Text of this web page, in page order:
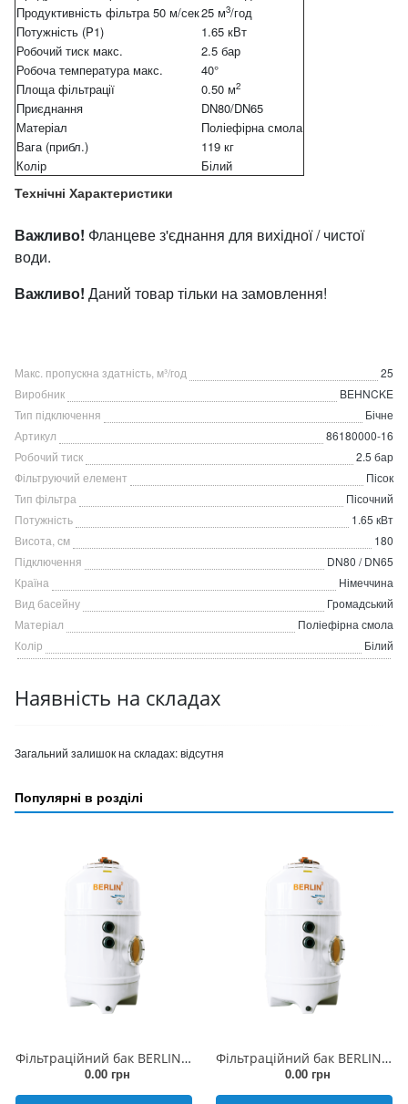
Технічні Характеристики
Продуктивність фільтра 50 м/сек25 м3/год
Потужність (P1)
1.65 кВт
Робочий тиск макс.
2.5 бар
Робоча температура макс.
40°
Площа фільтрації
0.50 м2
Приєднання
DN80/DN65
Матеріал
Поліефірна смола
Вага (прибл.)
119 кг
Колір
Білий
Важливо! Фланцеве з'єднання для вихідної / чистої
води.
Важливо! Даний товар тільки на замовлення!
Макс. пропускна здатність, м³/год
25
Виробник
BEHNCKE
Тип підключення
Бічне
Артикул
86180000-16
Робочий тиск
2.5 бар
Фільтруючий елемент
Пісок
Тип фільтра
Пісочний
Потужність
1.65 кВт
Висота, см
180
Підключення
DN80 / DN65
Країна
Німеччина
Вид басейну
Громадський
Матеріал
Поліефірна смола
Колір
Білий
Наявність на складах
Загальний залишок на складах:відсутня
Популярні в розділі
Фільтраційний бак BERLIN2 500x1480мм (бічній вентиль, з'єднання 50мм)
0.00 грн
Фільтраційний бак BERLIN2 750x1500мм (бічній вентиль, з'єднання 63мм)
0.00 грн